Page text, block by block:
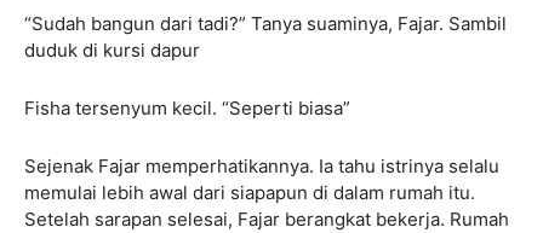
“Sudah bangun dari tadi?” Tanya suaminya, Fajar. Sambil
duduk di kursi dapur
Fisha tersenyum kecil. “Seperti biasa”
Sejenak Fajar memperhatikannya. Ia tahu istrinya selalu
memulai lebih awal dari siapapun di dalam rumah itu.
Setelah sarapan selesai, Fajar berangkat bekerja. Rumah